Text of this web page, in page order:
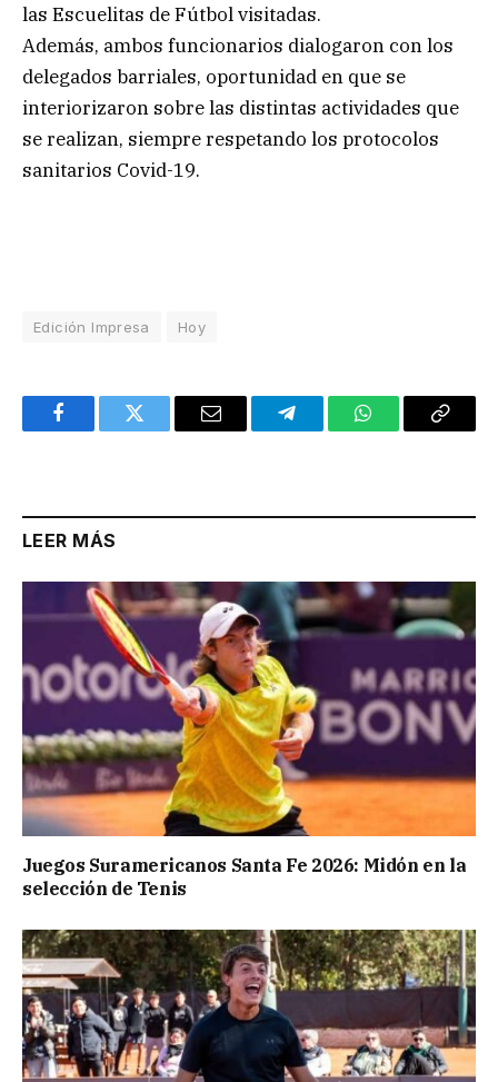
las Escuelitas de Fútbol visitadas.
Además, ambos funcionarios dialogaron con los
delegados barriales, oportunidad en que se
interiorizaron sobre las distintas actividades que
se realizan, siempre respetando los protocolos
sanitarios Covid-19.
Edición Impresa Hoy
FacebookTwitter Email TelegramWhatsAppCopy
LEER MÁS
Juegos Suramericanos Santa Fe 2026: Midón en la
selección de Tenis